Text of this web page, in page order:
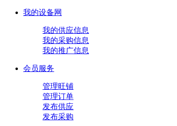
我的设备网
我的供应信息
我的采购信息
我的推广信息
会员服务
管理旺铺
管理订单
发布供应
发布采购